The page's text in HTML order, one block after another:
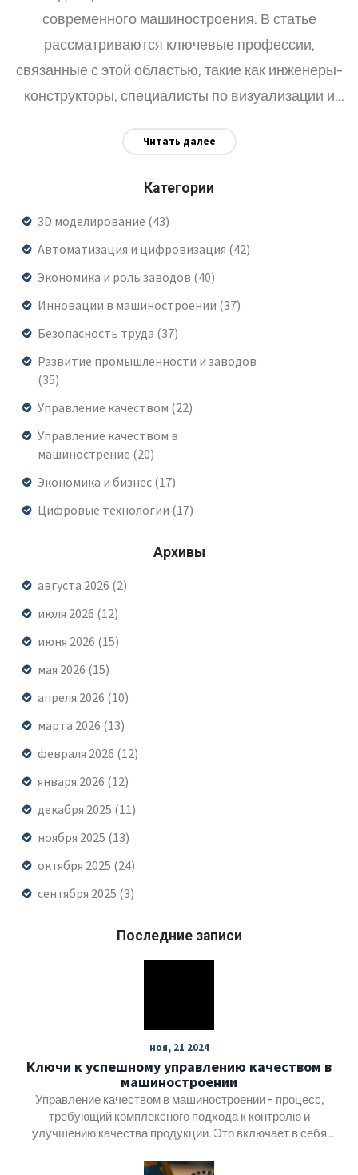
современного машиностроения. В статье
рассматриваются ключевые профессии,
связанные с этой областью, такие как инженеры-
конструкторы, специалисты по визуализации и
профессионалы используют 3D-технологии для
систем. Откройте для себя карьерные
перспективы и задействованные технологии,
которые делают индустрию более эффективной
и инновационной.
Читать далее
Категории
3D моделирование (43)
Автоматизация и цифровизация (42)
Экономика и роль заводов (40)
Инновации в машиностроении (37)
Безопасность труда (37)
Развитие промышленности и заводов
(35)
Управление качеством (22)
Управление качеством в
машинострение (20)
Экономика и бизнес (17)
Цифровые технологии (17)
Архивы
августа 2026 (2)
июля 2026 (12)
июня 2026 (15)
мая 2026 (15)
апреля 2026 (10)
марта 2026 (13)
февраля 2026 (12)
января 2026 (12)
декабря 2025 (11)
ноября 2025 (13)
октября 2025 (24)
сентября 2025 (3)
Последние записи
ноя, 21 2024
Ключи к успешному управлению качеством в
машиностроении
Управление качеством в машиностроении - процесс,
требующий комплексного подхода к контролю и
улучшению качества продукции. Это включает в себя
технологий и постоянный мониторинг производственных